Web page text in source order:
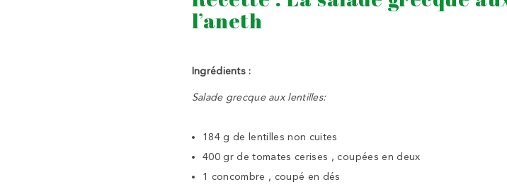
l’aneth
Ingrédients :
Salade grecque aux lentilles:
184 g de lentilles non cuites
400 gr de tomates cerises , coupées en deux
1 concombre , coupé en dés